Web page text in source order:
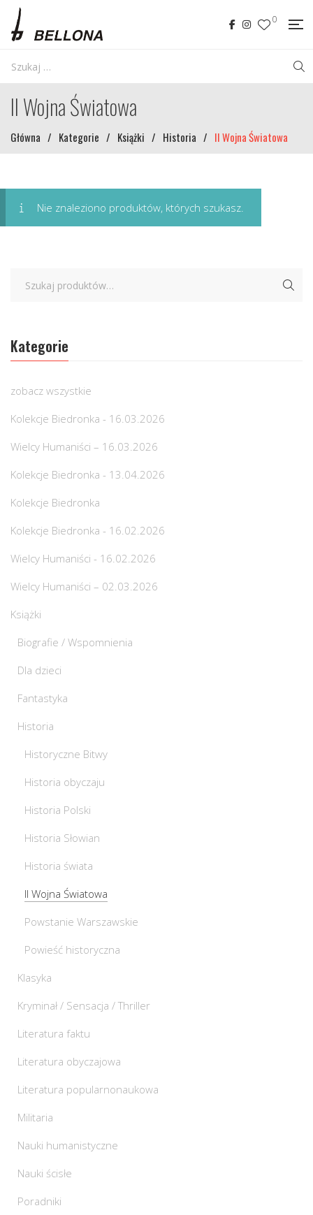
0
II Wojna Światowa
Główna / Kategorie / Książki / Historia / II Wojna Światowa
Nie znaleziono produktów, których szukasz.
Kategorie
zobacz wszystkie
Kolekcje Biedronka - 16.03.2026
Wielcy Humaniści – 16.03.2026
Kolekcje Biedronka - 13.04.2026
Kolekcje Biedronka
Kolekcje Biedronka - 16.02.2026
Wielcy Humaniści - 16.02.2026
Wielcy Humaniści – 02.03.2026
Książki
Biografie / Wspomnienia
Dla dzieci
Fantastyka
Historia
Historyczne Bitwy
Historia obyczaju
Historia Polski
Historia Słowian
Historia świata
II Wojna Światowa
Powstanie Warszawskie
Powieść historyczna
Klasyka
Kryminał / Sensacja / Thriller
Literatura faktu
Literatura obyczajowa
Literatura popularnonaukowa
Militaria
Nauki humanistyczne
Nauki ścisłe
Poradniki